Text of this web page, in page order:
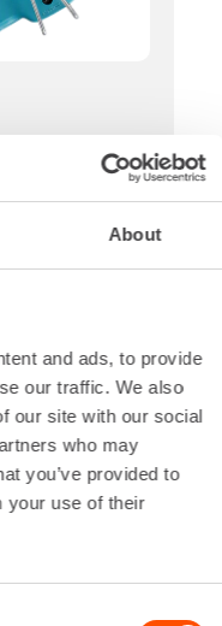
About
and ads, to provide
our traffic. We also
our site with our social
who may
you’ve provided to
your use of their
30,32 €/ pv
24,26 €/ pv
361,62 € / kk